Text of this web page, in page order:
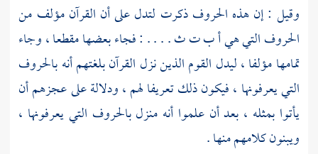
وقيل : إن هذه الحروف ذكرت لتدل على أن القرآن مؤلف من
الحروف التي هي أ ب ت ث . . . . : فجاء بعضها مقطعا ، وجاء
تمامها مؤلفا ، ليدل القوم الذين نزل القرآن بلغتهم أنه بالحروف
التي يعرفونها ، فيكون ذلك تعريفا لهم ، ودلالة على عجزهم أن
يأتوا بمثله ، بعد أن علموا أنه منزل بالحروف التي يعرفونها ،
ويبنون كلامهم منها .